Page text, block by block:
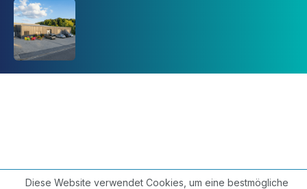
Diese Website verwendet Cookies, um eine bestmögliche